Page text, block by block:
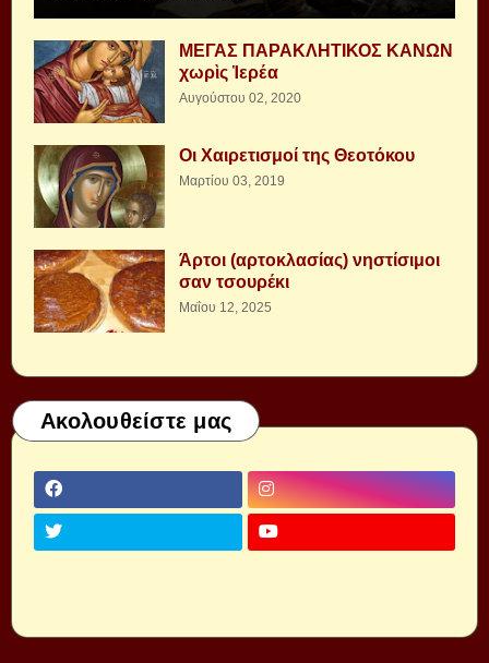
ΜΕΓΑΣ ΠΑΡΑΚΛΗΤΙΚΟΣ ΚΑΝΩΝ
χωρὶς Ἱερέα
Αυγούστου 02, 2020
Οι Χαιρετισμοί της Θεοτόκου
Μαρτίου 03, 2019
Άρτοι (αρτοκλασίας) νηστίσιμοι
σαν τσουρέκι
Μαΐου 12, 2025
Ακολουθείστε μας